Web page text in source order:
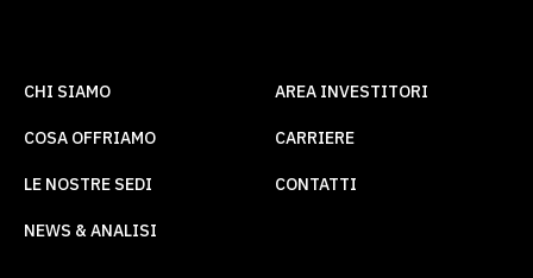
CHI SIAMO
COSA OFFRIAMO
LE NOSTRE SEDI
NEWS & ANALISI
AREA INVESTITORI
CARRIERE
CONTATTI